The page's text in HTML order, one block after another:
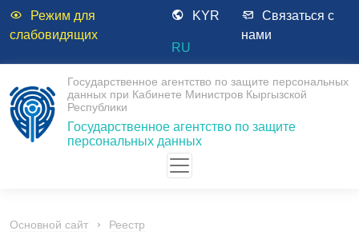
Режим для
слабовидящих
KYR
RU
Связаться с
нами
Государственное агентство по защите персональных
данных при Кабинете Министров Кыргызской
Республики
Государственное агентство по защите
персональных данных
Основной сайт Реестр